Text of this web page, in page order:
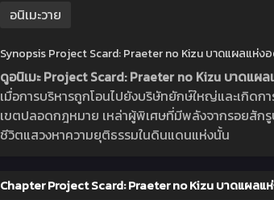
อนิเมะวาย
Synopsis Project Scard: Praeter no Kizu บาดแผลแห่งอ
ดูอนิเมะ Project Scard: Praeter no Kizu บาดแผ
เมื่อการบริหารถูกโอนไปยังบริษัทยักษ์ใหญ่และเกิด
เขตปลอดกฎหมาย เหล่าผู้พิเศษที่มีพลังจากรอยสัก
ชีวิตแสวงหาความยุติธรรมในดินแดนแห่งนั้น
Chapter Project Scard: Praeter no Kizu บาดแผลแ